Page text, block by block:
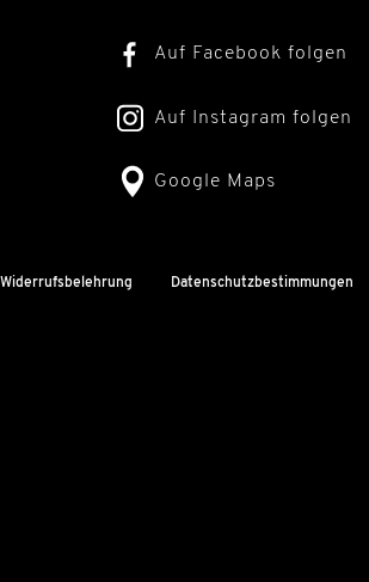
Auf Facebook folgen
Auf Instagram folgen
Google Maps
Widerrufsbelehrung Datenschutzbestimmungen